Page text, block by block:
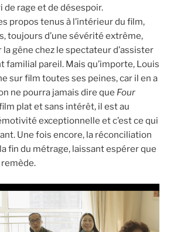
de rage et de désespoir.
propos tenus à l’intérieur du film,
toujours d’une sévérité extrême,
gêne chez le spectateur d’assister
familial pareil. Mais qu’importe, Louis
sur film toutes ses peines, car il en a
ne pourra jamais dire que Four
plat et sans intérêt, il est au
exceptionnelle et c’est ce qui
Une fois encore, la réconciliation
fin du métrage, laissant espérer que
remède.